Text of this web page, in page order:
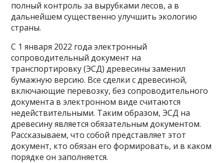
полный контроль за вырубками лесов, а в
дальнейшем существенно улучшить экологию
страны.
С 1 января 2022 года электронный
сопроводительный документ на
транспортировку (ЭСД) древесины заменил
бумажную версию. Все сделки с древесиной,
включающие перевозку, без сопроводительного
документа в электронном виде считаются
недействительными. Таким образом, ЭСД на
древесину является обязательным документом.
Рассказываем, что собой представляет этот
документ, кто обязан его формировать, и в каком
порядке он заполняется.